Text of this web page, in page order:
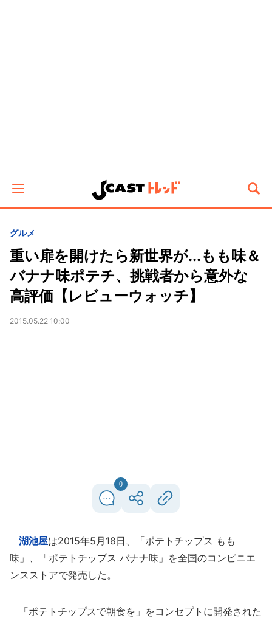
グルメ
重い扉を開けたら新世界が...もも味＆
バナナ味ポテチ、挑戦者から意外な
高評価【レビューウォッチ】
2015.05.22 10:00
0
湖池屋は2015年5月18日、「ポテトチップス もも
味」、「ポテトチップス バナナ味」を全国のコンビニエ
ンスストアで発売した。
「ポテトチップスで朝食を」をコンセプトに開発された